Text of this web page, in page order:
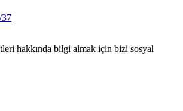
37
hakkında bilgi almak için bizi sosyal